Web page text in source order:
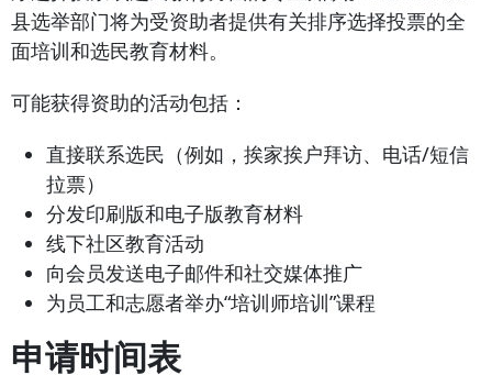
县选举部门将为受资助者提供有关排序选择投票的全
面培训和选民教育材料。
可能获得资助的活动包括：
直接联系选民（例如，挨家挨户拜访、电话/短信
拉票）
分发印刷版和电子版教育材料
线下社区教育活动
向会员发送电子邮件和社交媒体推广
为员工和志愿者举办“培训师培训”课程
申请时间表